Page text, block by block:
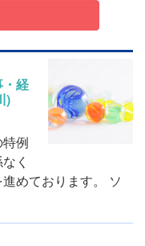
・経
)
例
く
めております。 ソ